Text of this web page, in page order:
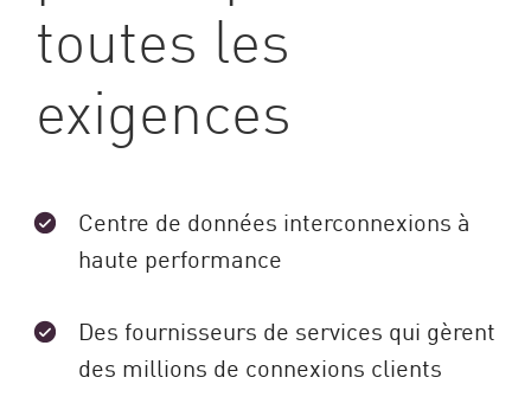
toutes les
exigences
Centre de données interconnexions à
haute performance
Des fournisseurs de services qui gèrent
des millions de connexions clients